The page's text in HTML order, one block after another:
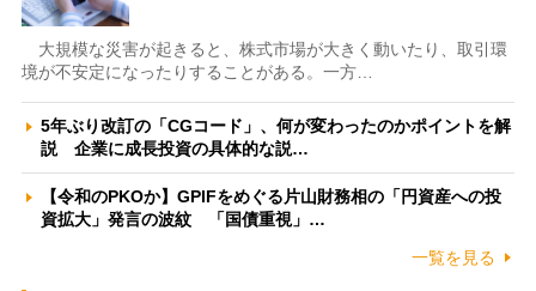
大規模な災害が起きると、株式市場が大きく動いたり、取引環
境が不安定になったりすることがある。一方…
5年ぶり改訂の「CGコード」、何が変わったのかポイントを解
説 企業に成長投資の具体的な説…
【令和のPKOか】GPIFをめぐる片山財務相の「円資産への投
資拡大」発言の波紋 「国債重視」…
一覧を見る